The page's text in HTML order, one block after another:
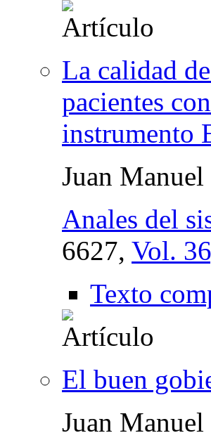
La calidad
pacientes
instrumento
Juan Manuel
Anales del
6627, Vol.
Texto
El buen
Juan Manuel